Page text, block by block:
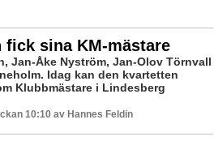
fick sina KM-mästare
Jan-Åke Nyström, Jan-Olov Törnvall
Idag kan den kvartetten
Klubbmästare i Lindesberg
10:10 av Hannes Feldin